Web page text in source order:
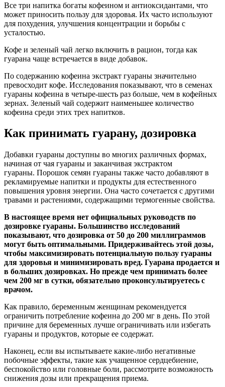
Все три напитка богаты кофеином и антиоксидантами, что
может приносить пользу для здоровья. Их часто используют
для похудения, улучшения концентрации и борьбы с
усталостью.
Кофе и зеленый чай легко включить в рацион, тогда как
гуарана чаще встречается в виде добавок.
По содержанию кофеина экстракт гуараны значительно
превосходит кофе. Исследования показывают, что в семенах
гуараны кофеина в четыре-шесть раз больше, чем в кофейных
зернах. Зеленый чай содержит наименьшее количество
кофеина среди этих трех напитков.
Как принимать гуарану, дозировка
Добавки гуараны доступны во многих различных формах,
начиная от чая гуараны и заканчивая экстрактом
гуараны. Порошок семян гуараны также часто добавляют в
рекламируемые напитки и продукты для естественного
повышения уровня энергии. Она часто сочетается с другими
травами и растениями, содержащими термогенные свойства.
В настоящее время нет официальных руководств по
дозировке гуараны. Большинство исследований
показывают, что дозировка от 50 до 200 миллиграммов
могут быть оптимальными. Придерживайтесь этой дозы,
чтобы максимизировать потенциальную пользу гуараны
для здоровья и минимизировать вред. Гуарана продается и
в больших дозировках. Но прежде чем принимать более
чем 200 мг в сутки, обязательно проконсультируетесь с
врачом.
Как правило, беременным женщинам рекомендуется
ограничить потребление кофеина до 200 мг в день. По этой
причине для беременных лучше ограничивать или избегать
гуараны и продуктов, которые ее содержат.
Наконец, если вы испытываете какие-либо негативные
побочные эффекты, такие как учащенное сердцебиение,
беспокойство или головные боли, рассмотрите возможность
снижения дозы или прекращения приема.